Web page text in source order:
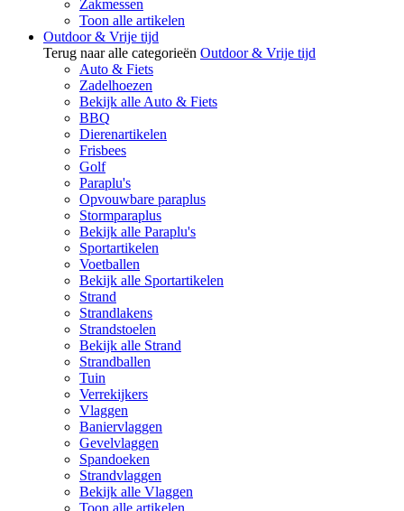
Zakmessen
Toon alle artikelen
Outdoor & Vrije tijd
Terug naar alle categorieën Outdoor & Vrije tijd
Auto & Fiets
Zadelhoezen
Bekijk alle Auto & Fiets
BBQ
Dierenartikelen
Frisbees
Golf
Paraplu's
Opvouwbare paraplus
Stormparaplus
Bekijk alle Paraplu's
Sportartikelen
Voetballen
Bekijk alle Sportartikelen
Strand
Strandlakens
Strandstoelen
Bekijk alle Strand
Strandballen
Tuin
Verrekijkers
Vlaggen
Baniervlaggen
Gevelvlaggen
Spandoeken
Strandvlaggen
Bekijk alle Vlaggen
Toon alle artikelen